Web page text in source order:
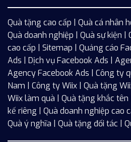
Quà tặng cao cấp | Quà cá nhân
Quà doanh nghiệp | Quà sự kiện |
cao cấp | Sitemap | Quảng cáo
Ads
Dịch vụ Facebook Ads |
Agency Facebook Ads | Công ty
Nam | Công ty Wiix | Quà tặng
Wiix làm quà | Quà tặng khắc
kế riêng | Quà doanh nghiệp cao
Quà ý nghĩa | Quà tặng đối tác |